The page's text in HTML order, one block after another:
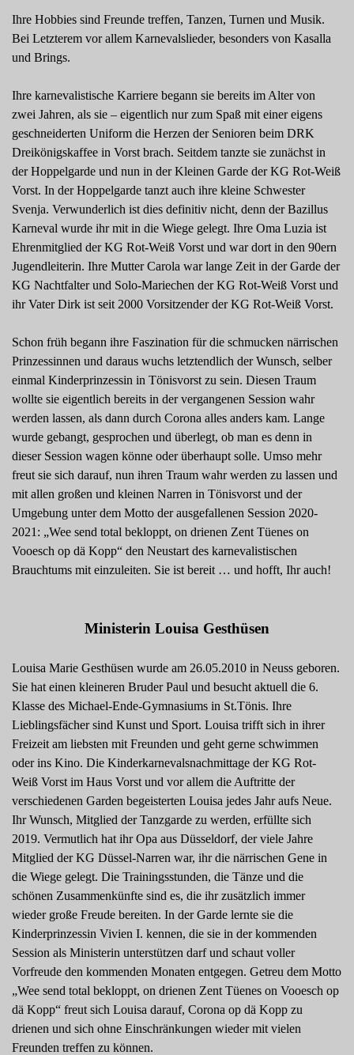
Ihre Hobbies sind Freunde treffen, Tanzen, Turnen und Musik.
Bei Letzterem vor allem Karnevalslieder, besonders von Kasalla
und Brings.
Ihre karnevalistische Karriere begann sie bereits im Alter von
zwei Jahren, als sie – eigentlich nur zum Spaß mit einer eigens
geschneiderten Uniform die Herzen der Senioren beim DRK
Dreikönigskaffee in Vorst brach. Seitdem tanzte sie zunächst in
der Hoppelgarde und nun in der Kleinen Garde der KG Rot-Weiß
Vorst. In der Hoppelgarde tanzt auch ihre kleine Schwester
Svenja. Verwunderlich ist dies definitiv nicht, denn der Bazillus
Karneval wurde ihr mit in die Wiege gelegt. Ihre Oma Luzia ist
Ehrenmitglied der KG Rot-Weiß Vorst und war dort in den 90ern
Jugendleiterin. Ihre Mutter Carola war lange Zeit in der Garde der
KG Nachtfalter und Solo-Mariechen der KG Rot-Weiß Vorst und
ihr Vater Dirk ist seit 2000 Vorsitzender der KG Rot-Weiß Vorst.
Schon früh begann ihre Faszination für die schmucken närrischen
Prinzessinnen und daraus wuchs letztendlich der Wunsch, selber
einmal Kinderprinzessin in Tönisvorst zu sein. Diesen Traum
wollte sie eigentlich bereits in der vergangenen Session wahr
werden lassen, als dann durch Corona alles anders kam. Lange
wurde gebangt, gesprochen und überlegt, ob man es denn in
dieser Session wagen könne oder überhaupt solle. Umso mehr
freut sie sich darauf, nun ihren Traum wahr werden zu lassen und
mit allen großen und kleinen Narren in Tönisvorst und der
Umgebung unter dem Motto der ausgefallenen Session 2020-
2021: „Wee send total bekloppt, on drienen Zent Tüenes on
Vooesch op dä Kopp“ den Neustart des karnevalistischen
Brauchtums mit einzuleiten. Sie ist bereit … und hofft, Ihr auch!
Ministerin Louisa Gesthüsen
Louisa Marie Gesthüsen wurde am 26.05.2010 in Neuss geboren.
Sie hat einen kleineren Bruder Paul und besucht aktuell die 6.
Klasse des Michael-Ende-Gymnasiums in St.Tönis. Ihre
Lieblingsfächer sind Kunst und Sport. Louisa trifft sich in ihrer
Freizeit am liebsten mit Freunden und geht gerne schwimmen
oder ins Kino. Die Kinderkarnevalsnachmittage der KG Rot-
Weiß Vorst im Haus Vorst und vor allem die Auftritte der
verschiedenen Garden begeisterten Louisa jedes Jahr aufs Neue.
Ihr Wunsch, Mitglied der Tanzgarde zu werden, erfüllte sich
2019. Vermutlich hat ihr Opa aus Düsseldorf, der viele Jahre
Mitglied der KG Düssel-Narren war, ihr die närrischen Gene in
die Wiege gelegt. Die Trainingsstunden, die Tänze und die
schönen Zusammenkünfte sind es, die ihr zusätzlich immer
wieder große Freude bereiten. In der Garde lernte sie die
Kinderprinzessin Vivien I. kennen, die sie in der kommenden
Session als Ministerin unterstützen darf und schaut voller
Vorfreude den kommenden Monaten entgegen. Getreu dem Motto
„Wee send total bekloppt, on drienen Zent Tüenes on Vooesch op
dä Kopp“ freut sich Louisa darauf, Corona op dä Kopp zu
drienen und sich ohne Einschränkungen wieder mit vielen
Freunden treffen zu können.